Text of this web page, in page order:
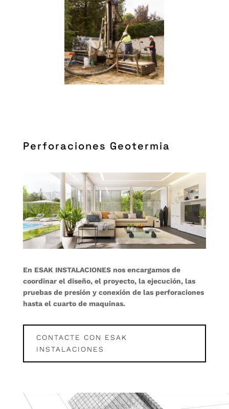
Perforaciones Geotermia
En ESAK INSTALACIONES nos encargamos de
coordinar el diseño, el proyecto, la ejecución, las
pruebas de presión y conexión de las perforaciones
hasta el cuarto de maquinas.
CONTACTE CON ESAK
INSTALACIONES